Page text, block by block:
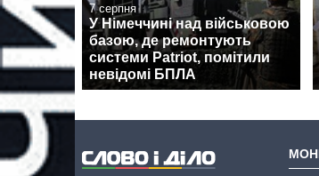
7 серпня
У Німеччині над військовою
базою, де ремонтують
системи Patriot, помітили
невідомі БПЛА